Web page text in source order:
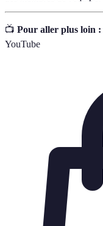
📺 Pour aller plus loin :
YouTube